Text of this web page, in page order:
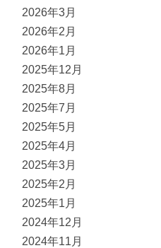
2026年3月
2026年2月
2026年1月
2025年12月
2025年8月
2025年7月
2025年5月
2025年4月
2025年3月
2025年2月
2025年1月
2024年12月
2024年11月